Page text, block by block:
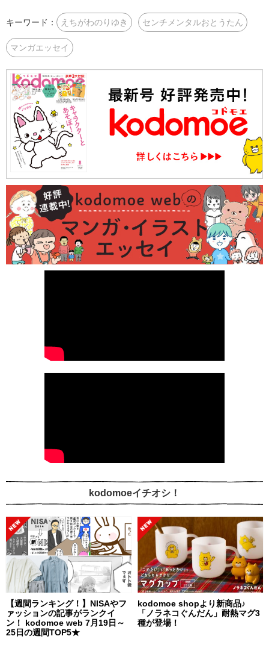
キーワード： えちがわのりゆき センチメンタルおとうたん
マンガエッセイ
kodomoeイチオシ！
【週間ランキング！】NISAやフ
ァッションの記事がランクイ
ン！ kodomoe web 7月19日～
25日の週間TOP5★
kodomoe shopより新商品♪
「ノラネコぐんだん」耐熱マグ3
種が登場！